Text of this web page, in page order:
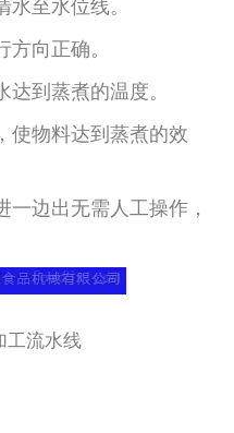
至水位线。
向正确。
到蒸煮的温度。
使物料达到蒸煮的效
边出无需人工操作，